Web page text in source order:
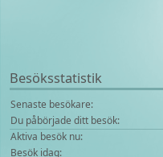
Besöksstatistik
Senaste besökare:
Du påbörjade ditt besök:
Aktiva besök nu:
Besök idag: